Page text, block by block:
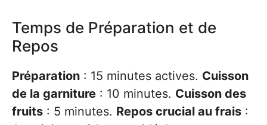
Temps de Préparation et de
Repos
Préparation : 15 minutes actives. Cuisson
de la garniture : 10 minutes. Cuisson des
fruits : 5 minutes. Repos crucial au frais :